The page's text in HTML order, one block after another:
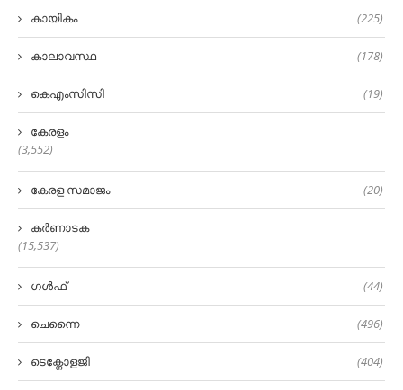
കായികം (225)
കാലാവസ്ഥ (178)
കെഎംസിസി (19)
കേരളം
(3,552)
കേരള സമാജം (20)
കർണാടക
(15,537)
ഗൾഫ് (44)
ചെന്നൈ (496)
ടെക്നോളജി (404)